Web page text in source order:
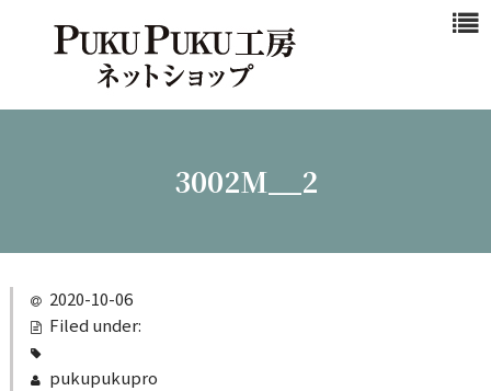
浜松マスクと
商品一覧
カジュアル
3002M__2
2020-10-06
Filed under:
pukupukupro